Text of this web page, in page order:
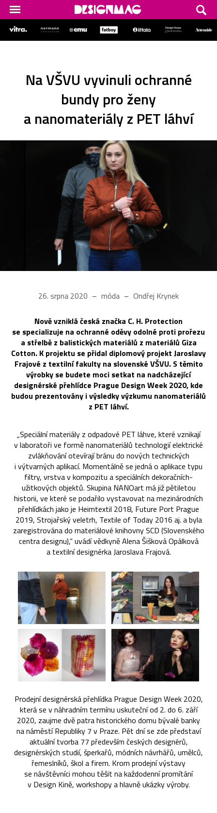
Na VŠVU vyvinuli ochranné
bundy pro ženy
a nanomateriály z PET láhví
26. srpna 2020 móda Ondřej Krynek
Nově vzniklá česká značka C. H. Protection
se specializuje na ochranné oděvy odolné proti prořezu
a střelbě z balistických materiálů z materiálů Giza
Cotton. K projektu se přidal diplomový projekt Jaroslavy
Frajové z textilní fakulty na slovenské VŠVU. S těmito
výrobky se budete moci setkat na nadcházející
designérské přehlídce Prague Design Week 2020, kde
budou prezentovány i výsledky výzkumu nanomateriálů
z PET láhví.
„Speciální materiály z odpadové PET láhve, které vznikají
v laboratoři ve formě nanomateriálů technologií elektrické
zvlákňování otevírají bránu do nových technických
i výtvarných aplikací. Momentálně se jedná o aplikace typu
filtry, vrstva v kompozitu a speciálních dekoračních-
užitkových objektů. Skupina NANOart má již pětiletou
historii, ve které se podařilo vystavovat na mezinárodních
přehlídkách jako je Heimtextil 2018, Future Port Prague
2019, Strojařský veletrh, Textile of Today 2016 aj. a byla
zaregistrována do materiálové knihovny SCD (Slovenského
centra designu),“ uvádí vědkyně Alena Šišková Opálková
a textilní designérka Jaroslava Frajová.
Prodejní designérská přehlídka Prague Design Week 2020,
která se v náhradním termínu uskuteční od 2. do 6. září
2020, zaujme dvě patra historického domu bývalé banky
na náměstí Republiky 7 v Praze. Pět dní se zde představí
aktuální tvorba 77 především českých designérů,
designérských studií, šperkařů, módních návrhářů, umělců,
řemeslníků, škol a firem. Krom prodejní výstavy
se návštěvníci mohou těšit na každodenní promítání
v Design Kině, workshopy a hlavně ukázky výroby.